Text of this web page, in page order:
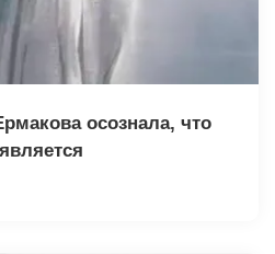
осознала, что